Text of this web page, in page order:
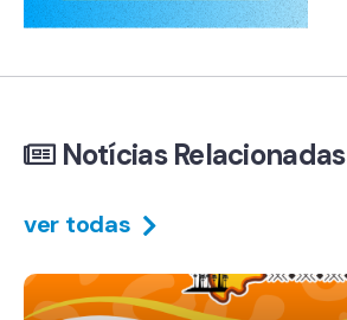
Notícias Relacionadas
ver todas